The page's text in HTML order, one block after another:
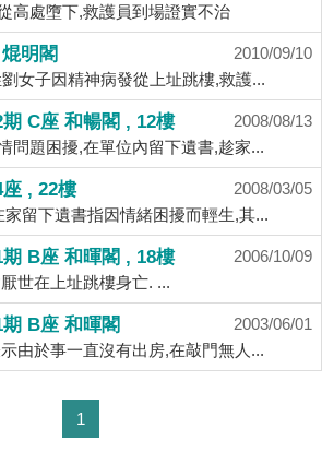
高處墮下,救護員到場證實不治
明閣
2010/09/10
女子因精神病發從上址跳樓,救護...
C座 和暢閣 , 12樓
2008/08/13
問題困擾,在單位內留下遺書,趁家...
, 22樓
2008/03/05
留下遺書指因情緒困擾而輕生,其...
B座 和暉閣 , 18樓
2006/10/09
世在上址跳樓身亡. ...
B座 和暉閣
2003/06/01
由於事一直沒有出房,在敲門無人...
1